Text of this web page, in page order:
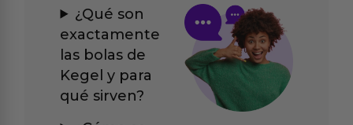
¿Qué son
exactamente
las bolas de
Kegel y para
qué sirven?